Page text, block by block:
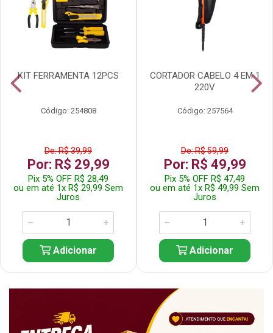
KIT FERRAMENTA 12PCS
Código: 254808
De: R$ 39,99
Por: R$ 29,99
Pix 5% OFF R$ 28,49
ou em até 1x R$ 29,99 Sem
Juros
Adicionar
CORTADOR CABELO 4 EM 1
220V
Código: 257564
De: R$ 59,99
Por: R$ 49,99
Pix 5% OFF R$ 47,49
ou em até 1x R$ 49,99 Sem
Juros
Adicionar